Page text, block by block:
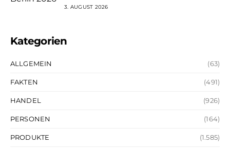
3. AUGUST 2026
Kategorien
ALLGEMEIN (63)
FAKTEN (491)
HANDEL (926)
PERSONEN (164)
PRODUKTE (1.585)